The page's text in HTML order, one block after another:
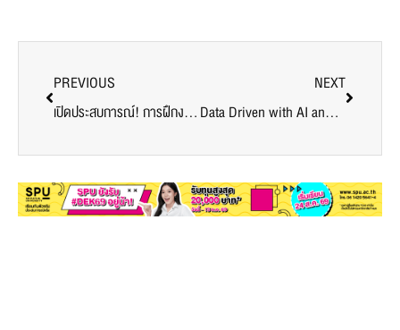
PREVIOUS
เปิดประสบการณ์! การฝึกงานสหกิจศึกษา กับ เดวิด เทงเลอร์ วิศวฯ ม.ศรีปทุม “อยากทำอะไรเมื่อจบวิศวะแล้ว”
NEXT
Data Driven with AI and Big Data